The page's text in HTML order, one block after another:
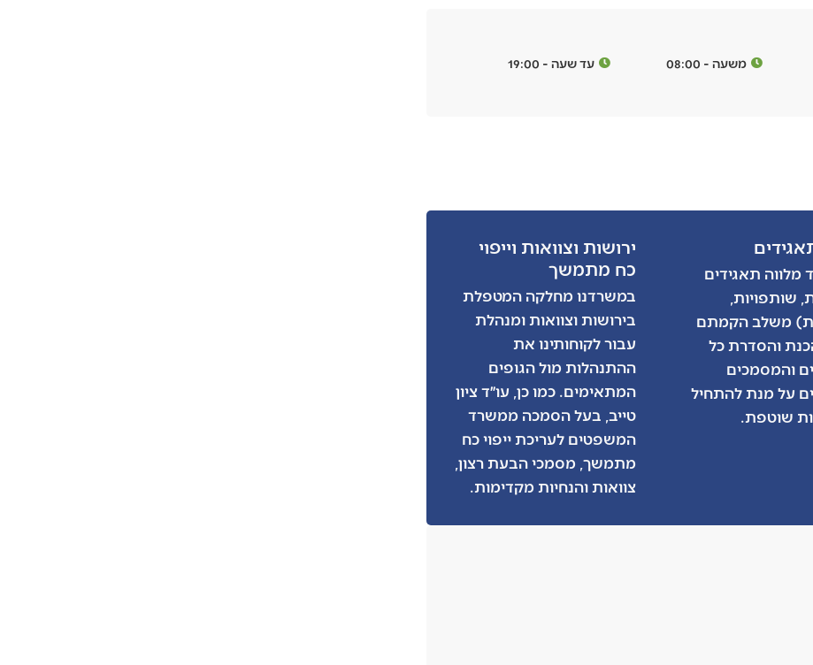
משעה - 08:00 עד שעה - 19:00
מלווה תאגידים
שותפויות,
משלב הקמתם
והסדרת כל
והמסמכים
על מנת להתחיל
שוטפת.
ירושות וצוואות וייפוי
כח מתמשך
במשרדנו מחלקה המטפלת
בירושות וצוואות ומנהלת
עבור לקוחותינו את
ההתנהלות מול הגופים
המתאימים. כמו כן, עו״ד ציון
טייב, בעל הסמכה ממשרד
המשפטים לעריכת ייפוי כח
מתמשך, מסמכי הבעת רצון,
צוואות והנחיות מקדימות.